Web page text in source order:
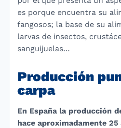
es porque encuentra su
fangosos; la base de su
larvas de insectos,
sanguijuelas…
Producción
carpa
En España la producción
hace aproximadamente